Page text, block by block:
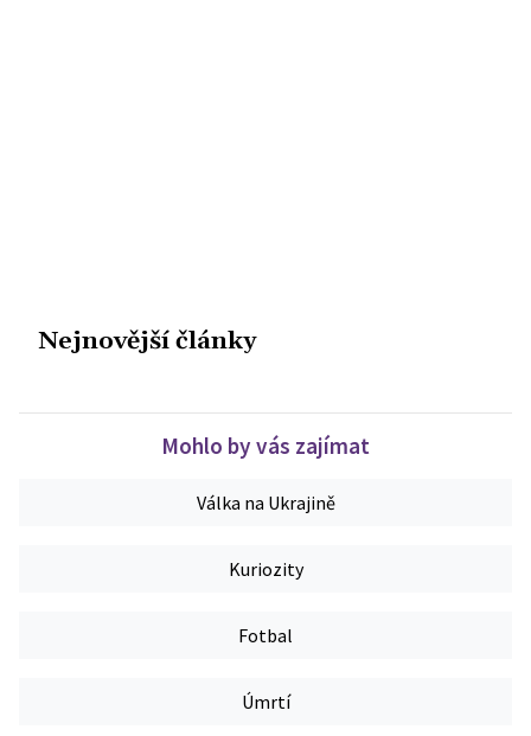
Nejnovější články
Mohlo by vás zajímat
Válka na Ukrajině
Kuriozity
Fotbal
Úmrtí